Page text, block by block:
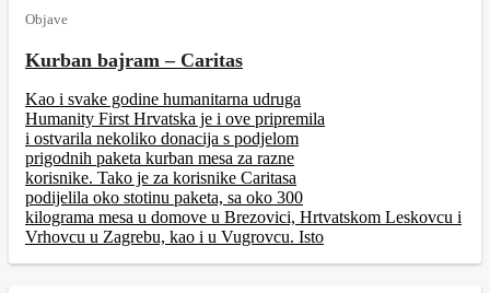
Objave
Kurban bajram – Caritas
Kao i svake godine humanitarna udruga
Humanity First Hrvatska je i ove pripremila
i ostvarila nekoliko donacija s podjelom
prigodnih paketa kurban mesa za razne
korisnike. Tako je za korisnike Caritasa
podijelila oko stotinu paketa, sa oko 300
kilograma mesa u domove u Brezovici, Hrtvatskom Leskovcu i
Vrhovcu u Zagrebu, kao i u Vugrovcu. Isto